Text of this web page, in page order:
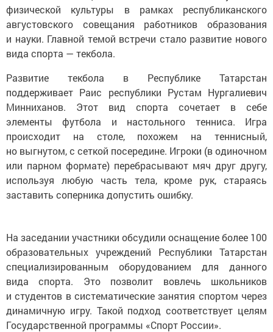
физической культуры в рамках республиканского
августовского совещания работников образования
и науки. Главной темой встречи стало развитие нового
вида спорта — текбола.
Развитие текбола в Республике Татарстан
поддерживает Раис республики Рустам Нургалиевич
Минниханов. Этот вид спорта сочетает в себе
элементы футбола и настольного тенниса. Игра
происходит на столе, похожем на теннисный,
но выгнутом, с сеткой посередине. Игроки (в одиночном
или парном формате) перебрасывают мяч друг другу,
используя любую часть тела, кроме рук, стараясь
заставить соперника допустить ошибку.
На заседании участники обсудили оснащение более 100
образовательных учреждений Республики Татарстан
специализированным оборудованием для данного
вида спорта. Это позволит вовлечь школьников
и студентов в систематические занятия спортом через
динамичную игру. Такой подход соответствует целям
Государственной программы «Спорт России».